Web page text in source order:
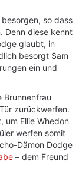
besorgen, so dass
Denn diese kennt
glaubt, in
besorgt Sam
ein und
Brunnenfrau
zurückwerfen.
um Ellie Whedon
werfen somit
Dämon Dodge
– dem Freund